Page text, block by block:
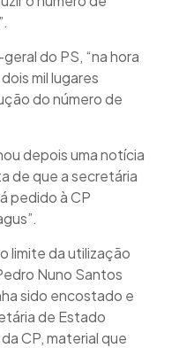
do PS, “na hora
mil lugares
do número de
depois uma notícia
de que a secretária
pedido à CP
limite da utilização
Nuno Santos
sido encostado e
de Estado
CP, material que